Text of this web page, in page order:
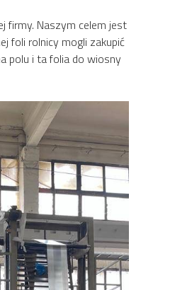
firmy. Naszym celem jest
foli rolnicy mogli zakupić
polu i ta folia do wiosny